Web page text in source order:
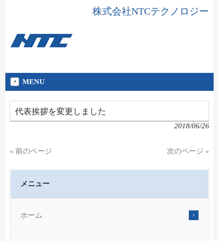
株式会社NTCテクノロジー
MENU
代表挨拶を変更しました
2018/06/26
« 前のページ 次のページ »
メニュー
ホーム